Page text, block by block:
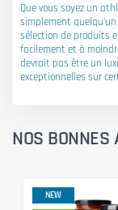
Que vous soyez un
simplement
sélection de produits
facilement et à
devrait pas être un
exceptionnelles sur
NOS BONNES
NEW